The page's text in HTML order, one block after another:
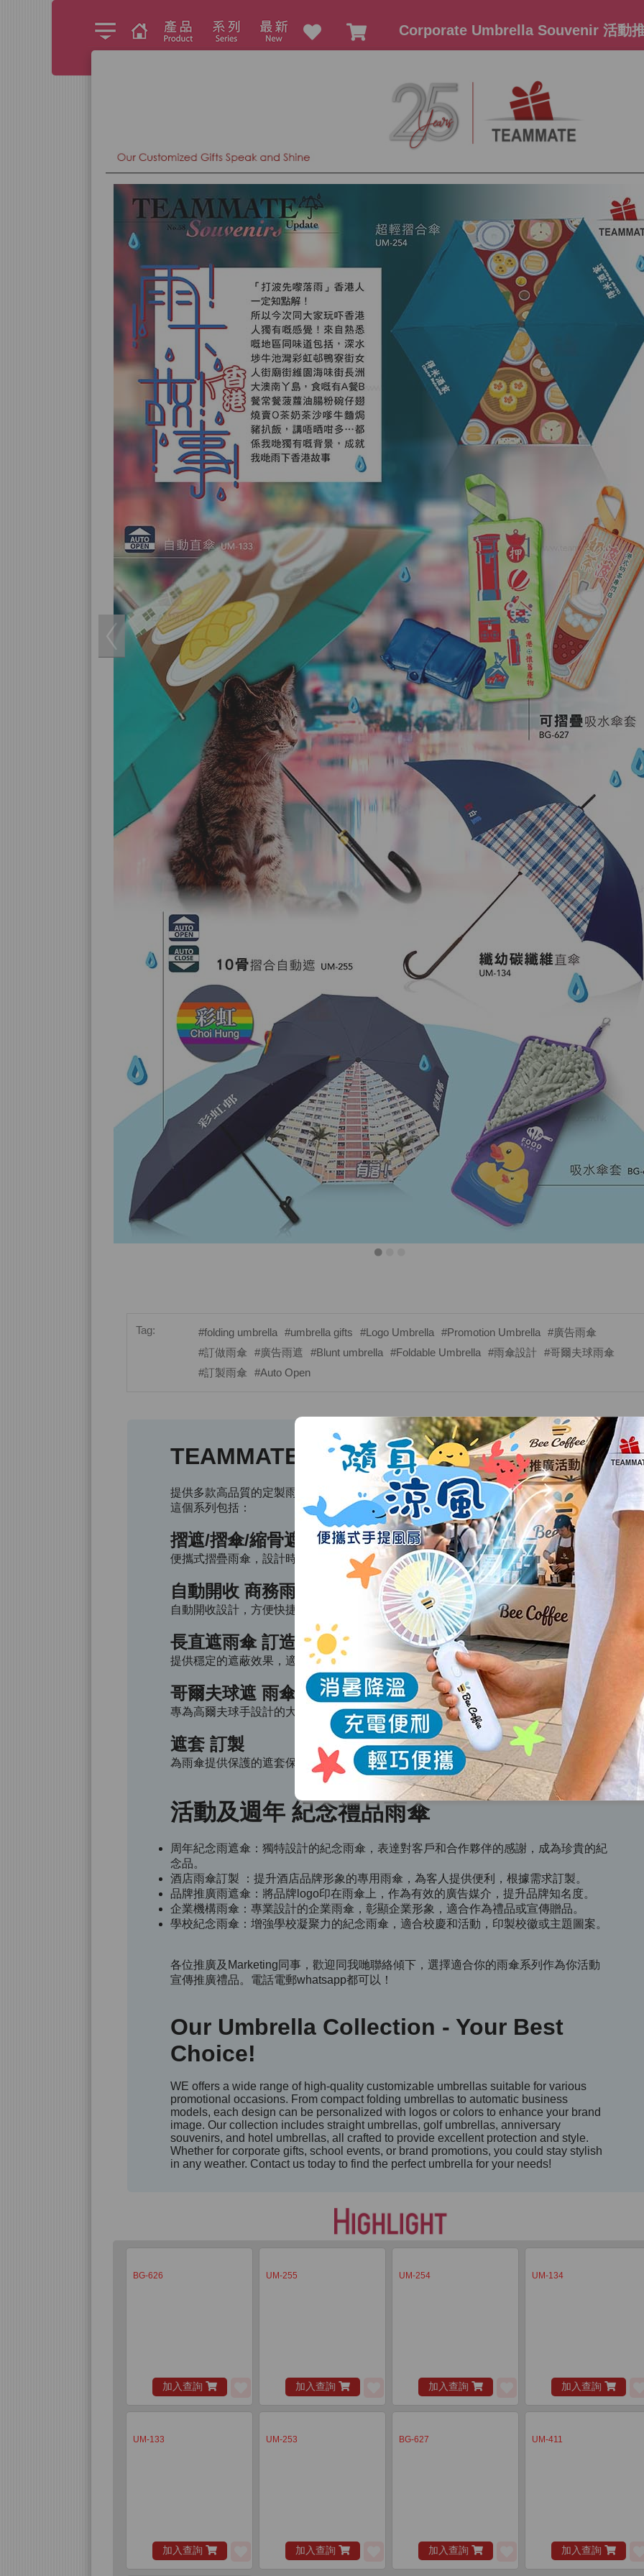
Corporate Umbrella Souvenir 活動
Tag: #folding umbrella #umbrella gifts #Logo Umbrella #Promotion Umbrella
#廣告雨傘
#訂做雨傘
#廣告雨遮 #Blunt umbrella #Foldable Umbrella #雨傘設計
#哥爾夫球雨傘
#訂製雨傘
#Auto Open
TEAMMATE 雨傘系列 - 你的最佳選擇！
提供多款高品質的定製雨傘，適合各種場合和需求，讓你在任何天氣中都能保持風采。
這個系列包括：
摺遮/摺傘/縮骨遮
便攜式摺疊雨傘，設計時尚，適合日常使用和商務場合，並可訂製個人或品牌logo。
自動開收 商務雨傘遮訂造
自動開收設計，方便快捷，專為商務人士量身定制，提升品牌形象。
長直遮雨傘 訂造
提供穩定的遮蔽效果，適合各種場合，並可印製個人或品牌圖案。
哥爾夫球遮 雨傘訂造
專為高爾夫球手設計的大型雨傘，提供全面的防護，可訂製不同顏色和圖案。
遮套 訂製
為雨傘提供保護的遮套保持整潔，並可訂製不同客製化顏色和圖案LOGO。
活動及週年 紀念禮品雨傘
周年紀念雨遮傘：獨特設計的紀念雨傘，表達對客戶和合作夥伴的感謝，成為珍貴的紀
念品。
酒店雨傘訂製 ：提升酒店品牌形象的專用雨傘，為客人提供便利，根據需求訂製。
品牌推廣雨遮傘：將品牌logo印在雨傘上，作為有效的廣告媒介，提升品牌知名度。
企業機構雨傘：專業設計的企業雨傘，彰顯企業形象，適合作為禮品或宣傳贈品。
學校紀念雨傘：增強學校凝聚力的紀念雨傘，適合校慶和活動，印製校徽或主題圖案。
各位推廣及Marketing同事，歡迎同我哋聯絡傾下，選擇適合你的雨傘系列作為你活動
宣傳推廣禮品。電話電郵whatsapp都可以！
Our Umbrella Collection - Your Best
Choice!
WE offers a wide range of high-quality customizable umbrellas suitable for various
promotional occasions. From compact folding umbrellas to automatic business
models, each design can be personalized with logos or colors to enhance your brand
image. Our collection includes straight umbrellas, golf umbrellas, anniversary
souvenirs, and hotel umbrellas, all crafted to provide excellent protection and style.
Whether for corporate gifts, school events, or brand promotions, you could stay stylish
in any weather. Contact us today to find the perfect umbrella for your needs!
BG-626
加入查詢
UM-255
加入查詢
UM-254
加入查詢
UM-134
加入查詢
UM-133
加入查詢
UM-253
加入查詢
BG-627
加入查詢
UM-411
加入查詢